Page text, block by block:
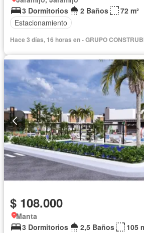
3 Dormitorios
2 Baños
72 m²
Estacionamiento
Hace 3 días, 16 horas en - GRUPO
$ 108.000
Manta
3 Dormitorios
2,5 Baños
105